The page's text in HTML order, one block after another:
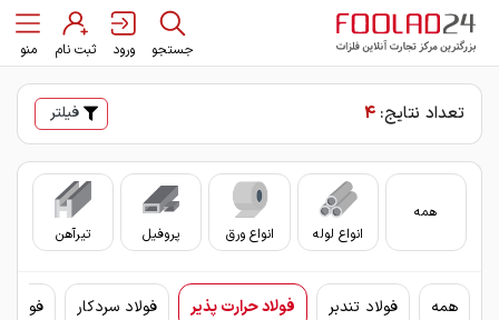
جستجو ورود ثبت نام منو
تعداد نتایج: 4 فیلتر
همه
انواع لوله
انواع ورق پروفیل تیرآهن
همه فولاد تندبر فولاد حرارت پذیر فولاد سردکار فولاد